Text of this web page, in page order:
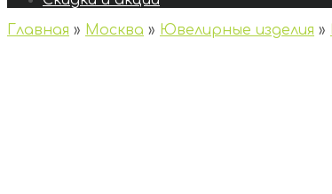
Главная » Москва » Ювелирные изделия »